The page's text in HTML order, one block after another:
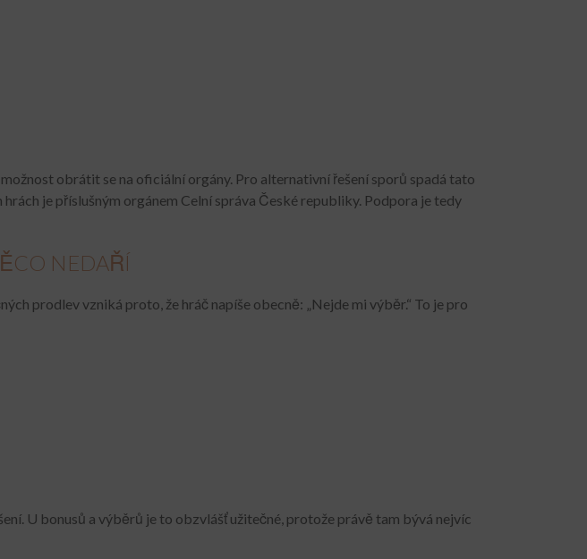
obrátit se na oficiální orgány. Pro alternativní řešení sporů spadá tato
je příslušným orgánem Celní správa České republiky. Podpora je tedy
NEDAŘÍ
prodlev vzniká proto, že hráč napíše obecně: „Nejde mi výběr.“ To je pro
U bonusů a výběrů je to obzvlášť užitečné, protože právě tam bývá nejvíc